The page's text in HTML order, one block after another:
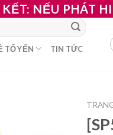
NẾU PHÁT
TỔ YẾN TIN TỨC